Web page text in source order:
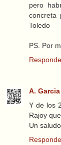
pero
concreta
Toledo
PS. Por
A.
Y de los
Rajoy
Un